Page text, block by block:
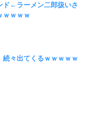
ド←ラーメン二郎扱いさ
ｗｗｗｗ
続々出てくるｗｗｗｗｗ